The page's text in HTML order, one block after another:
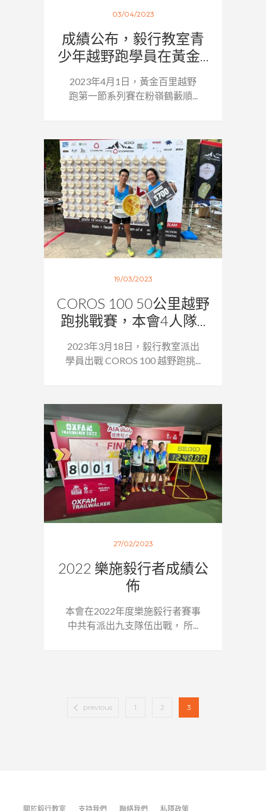
03/04/2023
成績公布，毅行教室青
少年越野跑學員在黃金...
2023年4月1日，黃金百里越野
跑第一節系列賽在粉嶺鶴藪順...
19/03/2023
COROS 100 50公里越野
跑挑戰賽，本會4人隊...
2023年3月18日，毅行教室派出
學員出戰 COROS 100 越野跑挑...
27/02/2023
2022 樂施毅行者成績公
佈
本會在2022年度樂施毅行者賽事
中共有派出九支隊伍出戰， 所...
previous 1 2 3
關於毅行教室 支持我們 聯絡我們 私隱政策